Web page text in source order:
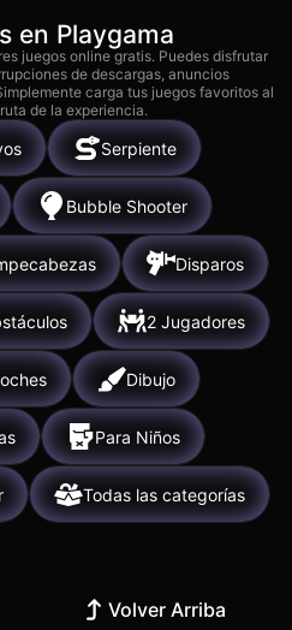
en Playgama
juegos online gratis. Puedes disfrutar
de descargas, anuncios
carga tus juegos favoritos al
de la experiencia.
Serpiente
Bubble Shooter
Disparos
2 Jugadores
Dibujo
Para Niños
Todas las categorías
Volver Arriba